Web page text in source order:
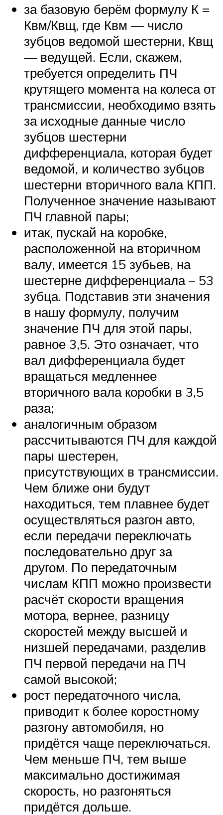
за базовую берём формулу К =
Квм/Квщ, где Квм — число
зубцов ведомой шестерни, Квщ
— ведущей. Если, скажем,
требуется определить ПЧ
крутящего момента на колеса от
трансмиссии, необходимо взять
за исходные данные число
зубцов шестерни
дифференциала, которая будет
ведомой, и количество зубцов
шестерни вторичного вала КПП.
Полученное значение называют
ПЧ главной пары;
итак, пускай на коробке,
расположенной на вторичном
валу, имеется 15 зубьев, на
шестерне дифференциала – 53
зубца. Подставив эти значения
в нашу формулу, получим
значение ПЧ для этой пары,
равное 3,5. Это означает, что
вал дифференциала будет
вращаться медленнее
вторичного вала коробки в 3,5
раза;
аналогичным образом
рассчитываются ПЧ для каждой
пары шестерен,
присутствующих в трансмиссии.
Чем ближе они будут
находиться, тем плавнее будет
осуществляться разгон авто,
если передачи переключать
последовательно друг за
другом. По передаточным
числам КПП можно произвести
расчёт скорости вращения
мотора, вернее, разницу
скоростей между высшей и
низшей передачами, разделив
ПЧ первой передачи на ПЧ
самой высокой;
рост передаточного числа,
приводит к более коростному
разгону автомобиля, но
придётся чаще переключаться.
Чем меньше ПЧ, тем выше
максимально достижимая
скорость, но разгоняться
придётся дольше.